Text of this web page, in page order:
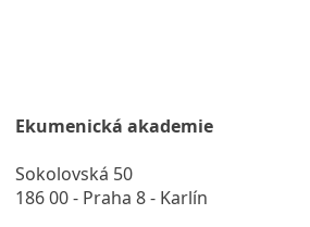
Ekumenická akademie
Sokolovská 50
186 00 - Praha 8 - Karlín